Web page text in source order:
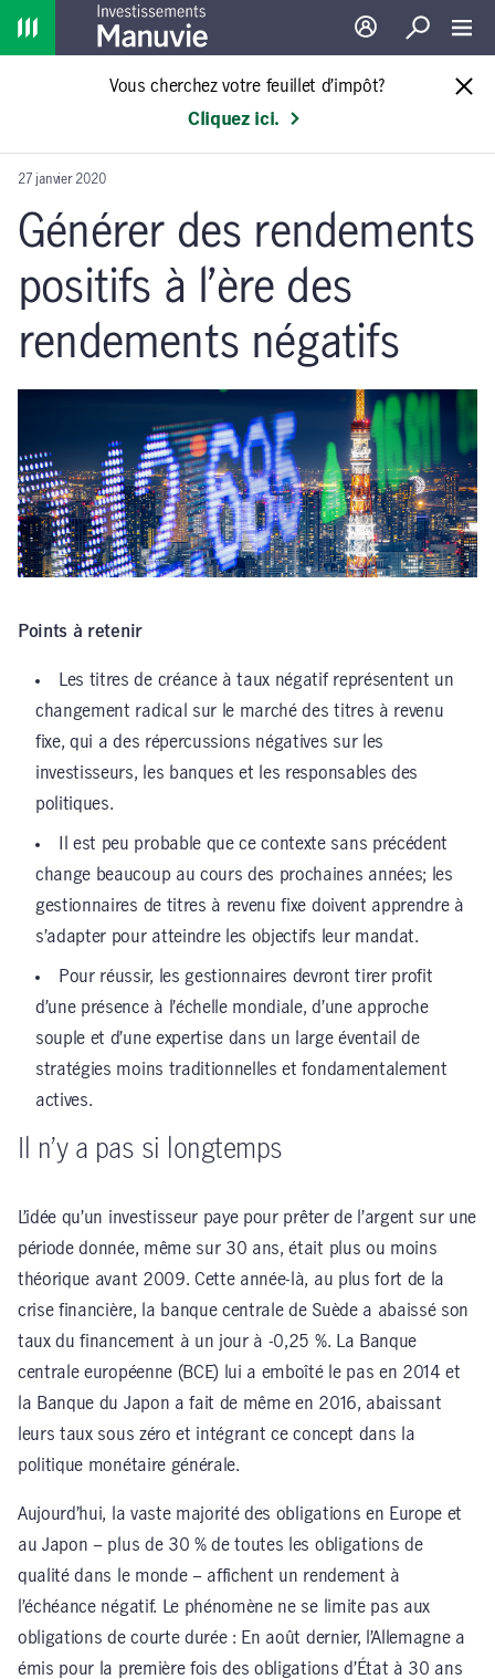
Home
Ouverture de
Recherche
Vous cherchez votre feuillet d’impôt?
Cliquez ici.
27 janvier 2020
Générer des rendements
positifs à l’ère des
rendements négatifs
Points à retenir
Les titres de créance à taux négatif représentent un
changement radical sur le marché des titres à revenu
fixe, qui a des répercussions négatives sur les
investisseurs, les banques et les responsables des
politiques.
Il est peu probable que ce contexte sans précédent
change beaucoup au cours des prochaines années; les
gestionnaires de titres à revenu fixe doivent apprendre à
s’adapter pour atteindre les objectifs leur mandat.
Pour réussir, les gestionnaires devront tirer profit
d’une présence à l’échelle mondiale, d’une approche
souple et d’une expertise dans un large éventail de
stratégies moins traditionnelles et fondamentalement
actives.
Il n’y a pas si longtemps
L’idée qu’un investisseur paye pour prêter de l’argent sur une
période donnée, même sur 30 ans, était plus ou moins
théorique avant 2009. Cette année-là, au plus fort de la
crise financière, la banque centrale de Suède a abaissé son
taux du financement à un jour à -0,25 %. La Banque
centrale européenne (BCE) lui a emboîté le pas en 2014 et
la Banque du Japon a fait de même en 2016, abaissant
leurs taux sous zéro et intégrant ce concept dans la
politique monétaire générale.
Aujourd’hui, la vaste majorité des obligations en Europe et
au Japon – plus de 30 % de toutes les obligations de
qualité dans le monde – affichent un rendement à
l’échéance négatif. Le phénomène ne se limite pas aux
obligations de courte durée : En août dernier, l’Allemagne a
émis pour la première fois des obligations d’État à 30 ans